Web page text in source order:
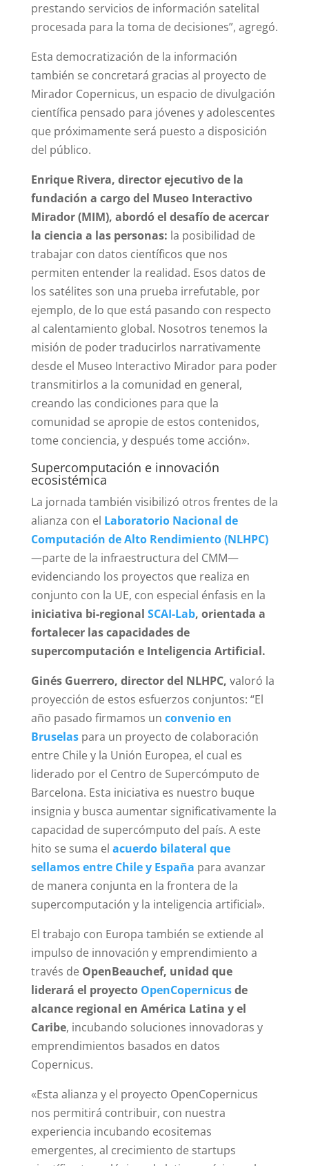
prestando servicios de información satelital
procesada para la toma de decisiones”, agregó.
Esta democratización de la información
también se concretará gracias al proyecto de
Mirador Copernicus, un espacio de divulgación
científica pensado para jóvenes y adolescentes
que próximamente será puesto a disposición
del público.
Enrique Rivera, director ejecutivo de la
fundación a cargo del Museo Interactivo
Mirador (MIM), abordó el desafío de acercar
la ciencia a las personas: la posibilidad de
trabajar con datos científicos que nos
permiten entender la realidad. Esos datos de
los satélites son una prueba irrefutable, por
ejemplo, de lo que está pasando con respecto
al calentamiento global. Nosotros tenemos la
misión de poder traducirlos narrativamente
desde el Museo Interactivo Mirador para poder
transmitirlos a la comunidad en general,
creando las condiciones para que la
comunidad se apropie de estos contenidos,
tome conciencia, y después tome acción».
Supercomputación e innovación
ecosistémica
La jornada también visibilizó otros frentes de la
alianza con el Laboratorio Nacional de
Computación de Alto Rendimiento (NLHPC)
—parte de la infraestructura del CMM—
evidenciando los proyectos que realiza en
conjunto con la UE, con especial énfasis en la
iniciativa bi-regional SCAI-Lab, orientada a
fortalecer las capacidades de
supercomputación e Inteligencia Artificial.
Ginés Guerrero, director del NLHPC, valoró la
proyección de estos esfuerzos conjuntos: “El
año pasado firmamos un convenio en
Bruselas para un proyecto de colaboración
entre Chile y la Unión Europea, el cual es
liderado por el Centro de Supercómputo de
Barcelona. Esta iniciativa es nuestro buque
insignia y busca aumentar significativamente la
capacidad de supercómputo del país. A este
hito se suma el acuerdo bilateral que
sellamos entre Chile y España para avanzar
de manera conjunta en la frontera de la
supercomputación y la inteligencia artificial».
El trabajo con Europa también se extiende al
impulso de innovación y emprendimiento a
través de OpenBeauchef, unidad que
liderará el proyecto OpenCopernicusde
alcance regional en América Latina y el
Caribe, incubando soluciones innovadoras y
emprendimientos basados en datos
Copernicus.
«Esta alianza y el proyecto OpenCopernicus
nos permitirá contribuir, con nuestra
experiencia incubando ecositemas
emergentes, al crecimiento de startups